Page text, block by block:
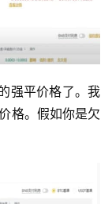
强平价格了。我
格。假如你是欠